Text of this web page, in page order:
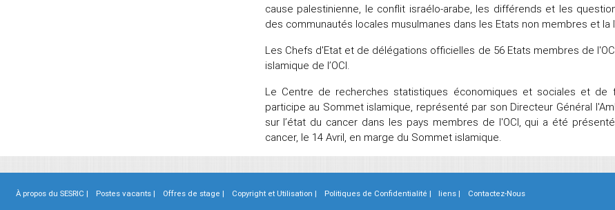
cause palestinienne, le conflit israélo-arabe, les différends et les
des communautés locales musulmanes dans les Etats non membres et
Les Chefs d'Etat et de délégations officielles de 56 Etats membres de
islamique de l’OCI.
Le Centre de recherches statistiques économiques et sociales et de
participe au Sommet islamique, représenté par son Directeur Général
sur l’état du cancer dans les pays membres de l'OCI, qui a été
cancer, le 14 Avril, en marge du Sommet islamique.
À propos du SESRIC | Postes vacants | Offres de stage | Copyright et Utilisation | Politiques de Confidentialité | liens | Contactez-Nous